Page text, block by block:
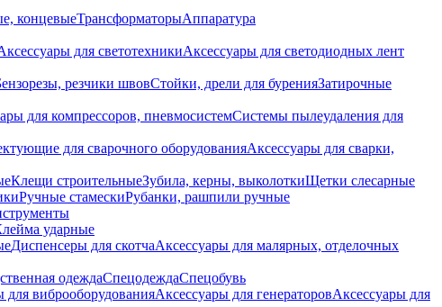
концевыеТрансформаторыАппаратура
для светотехникиАксессуары для светодиодных лент
резчики швовСтойки, дрели для буренияЗатирочные
для компрессоров, пневмосистемСистемы пылеудаления для
для сварочного оборудованияАксессуары для сварки,
Клещи строительныеЗубила, керны, выколоткиЩетки слесарные
Ручные стамескиРубанки, рашпили ручные
ударные
Диспенсеры для скотчаАксессуары для малярных, отделочных
одеждаСпецодеждаСпецобувь
для виброоборудованияАксессуары для генераторовАксессуары для